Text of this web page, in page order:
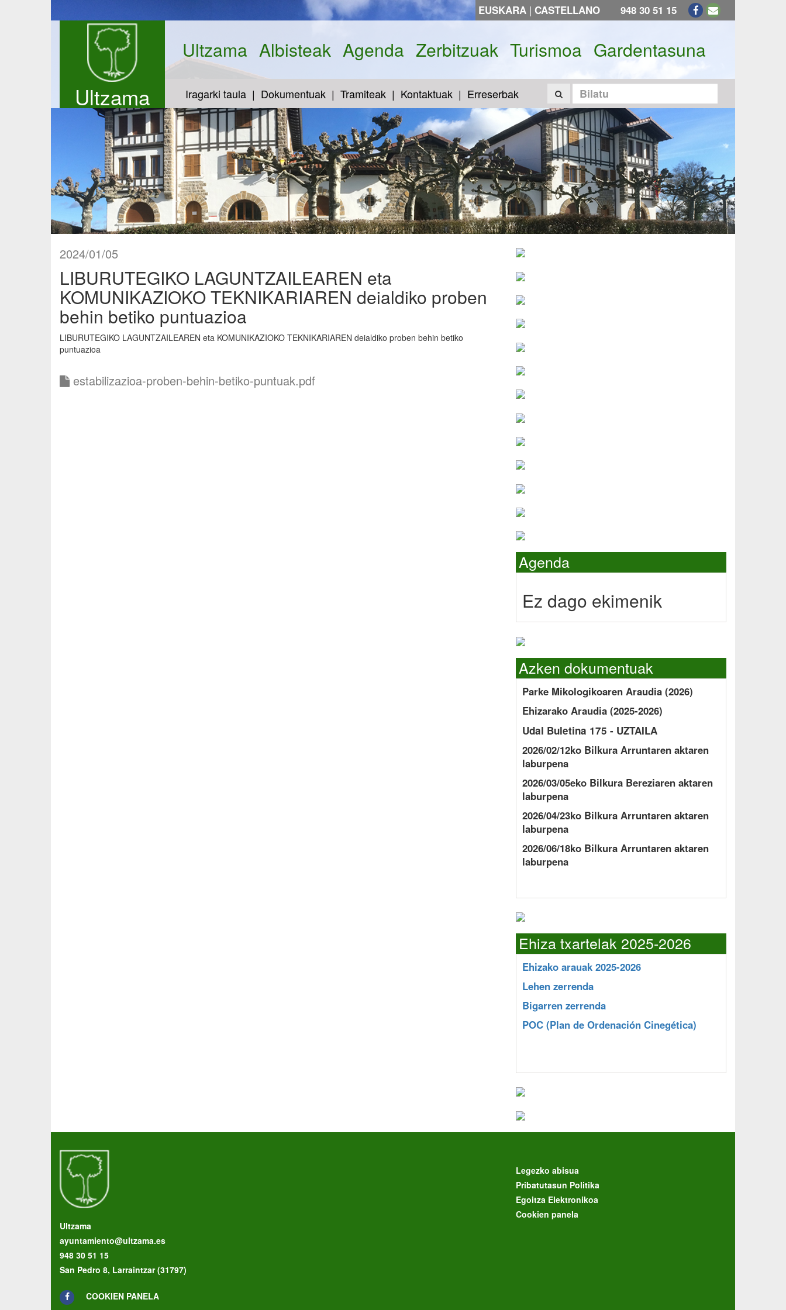
EUSKARA | CASTELLANO 948 30 51 15
Ultzama
Ultzama Albisteak Agenda Zerbitzuak Turismoa Gardentasuna
Iragarki taula Dokumentuak Tramiteak Kontaktuak Erreserbak
2024/01/05
LIBURUTEGIKO LAGUNTZAILEAREN eta
KOMUNIKAZIOKO TEKNIKARIAREN deialdiko proben
behin betiko puntuazioa
LIBURUTEGIKO LAGUNTZAILEAREN eta KOMUNIKAZIOKO TEKNIKARIAREN deialdiko proben behin betiko
puntuazioa
estabilizazioa-proben-behin-betiko-puntuak.pdf
Agenda
Ez dago ekimenik
Azken dokumentuak
Parke Mikologikoaren Araudia (2026)
Ehizarako Araudia (2025-2026)
Udal Buletina 175 - UZTAILA
2026/02/12ko Bilkura Arruntaren aktaren
laburpena
2026/03/05eko Bilkura Bereziaren aktaren
laburpena
2026/04/23ko Bilkura Arruntaren aktaren
laburpena
2026/06/18ko Bilkura Arruntaren aktaren
laburpena
Ehiza txartelak 2025-2026
Ehizako arauak 2025-2026
Lehen zerrenda
Bigarren zerrenda
POC (Plan de Ordenación Cinegética)
Ultzama
ayuntamiento@ultzama.es
948 30 51 15
San Pedro 8, Larraintzar (31797)
COOKIEN PANELA
Legezko abisua
Pribatutasun Politika
Egoitza Elektronikoa
Cookien panela